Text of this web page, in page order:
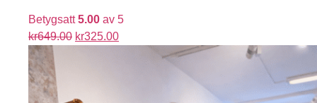
Betygsatt5.00 av 5
kr649.00 kr325.00